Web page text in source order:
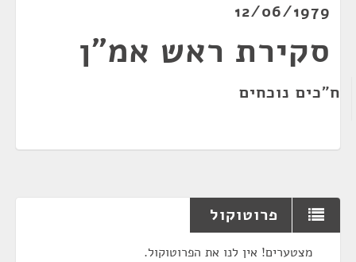
12/06/1979
סקירת ראש אמ"ן
ח"כים נוכחים
פרוטוקול
מצטערים! אין לנו את הפרוטוקול.